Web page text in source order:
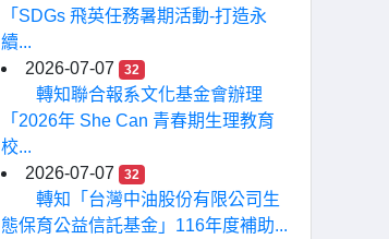
「SDGs 飛英任務暑期活動-打造永
續...
2026-07-07
32
轉知聯合報系文化基金會辦理
「2026年 She Can 青春期生理教育
校...
2026-07-07
32
轉知「台灣中油股份有限公司生
態保育公益信託基金」116年度補助...